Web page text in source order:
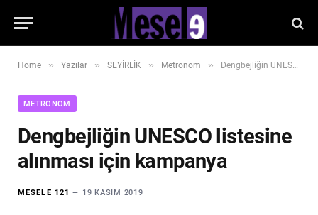
Home » Yazılar » SEYİRLİK » Metronom » Dengbejliğin UNESCO listesine alınması için kampanya
METRONOM
Dengbejliğin UNESCO listesine
alınması için kampanya
MESELE 121 19 KASIM 2019